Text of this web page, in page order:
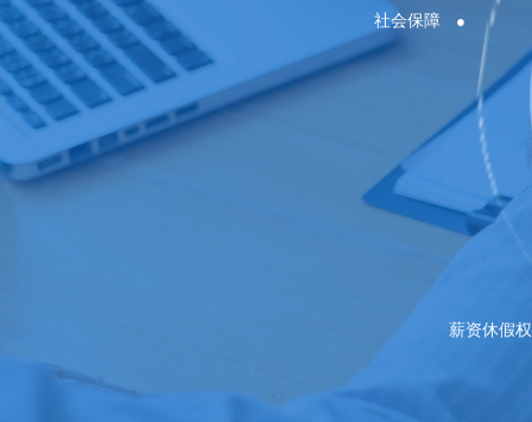
薪资休假权
社会保障